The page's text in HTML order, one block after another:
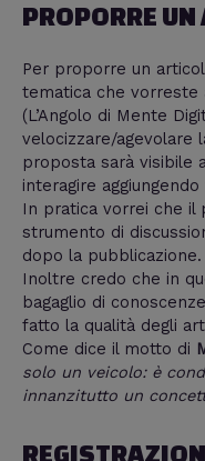
PROPORRE UN
Per proporre un
tematica che
(L’Angolo di Mente
velocizzare/agevolare
proposta sarà visibile
interagire
In pratica vorrei che il
strumento di
dopo la pubblicazione.
Inoltre credo che in
bagaglio di
fatto la qualità degli
Come dice il motto di
solo un veicolo: è
innanzitutto un